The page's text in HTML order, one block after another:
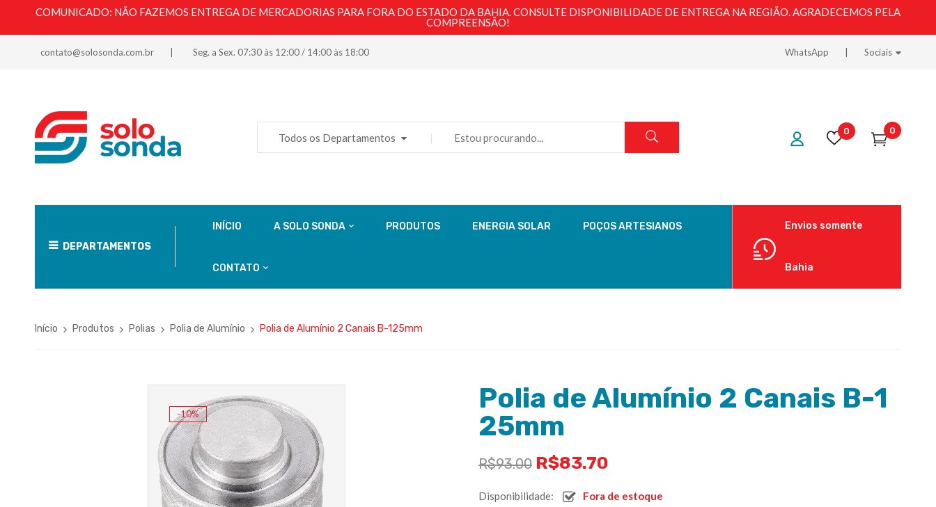
COMUNICADO: NÃO FAZEMOS ENTREGA DE MERCADORIAS PARA FORA DO ESTADO DA BAHIA. CONSULTE DISPONIBILIDADE DE ENTREGA NA REGIÃO. AGRADECEMOS PELA
COMPREENSÃO!
contato@solosonda.com.br Seg. a Sex. 07:30 às 12:00 / 14:00 às 18:00 WhatsApp Sociais
Todos os Departamentos
0 0
DEPARTAMENTOS
INÍCIO A SOLO SONDA PRODUTOS ENERGIA SOLAR POÇOS ARTESIANOS
CONTATO
Envios somente
Bahia
Início Produtos Polias Polia de Alumínio Polia de Alumínio 2 Canais B-125mm
-10%
Polia de Alumínio 2 Canais B-1
25mm
R$93.00 R$83.70
Disponibilidade: Fora de estoque